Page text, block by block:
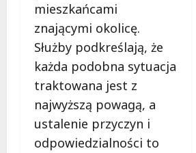
mieszkańcami
znającymi okolicę.
Służby podkreślają, że
każda podobna sytuacja
traktowana jest z
najwyższą powagą, a
ustalenie przyczyn i
odpowiedzialności to